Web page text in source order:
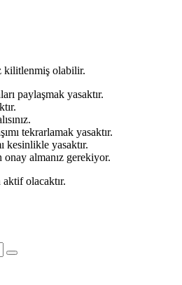
kilitlenmiş olabilir.
paylaşmak yasaktır.
tekrarlamak yasaktır.
kesinlikle yasaktır.
almanız gerekiyor.
aktif olacaktır.